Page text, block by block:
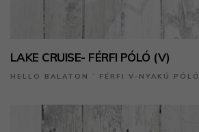
LAKE CRUISE- FÉRFI PÓLÓ (V)
HELLO BALATON ˙ FÉRFI V-NYAKÚ PÓLÓ